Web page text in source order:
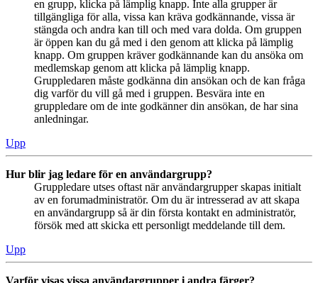
en grupp, klicka på lämplig knapp. Inte alla grupper är
tillgängliga för alla, vissa kan kräva godkännande, vissa är
stängda och andra kan till och med vara dolda. Om gruppen
är öppen kan du gå med i den genom att klicka på lämplig
knapp. Om gruppen kräver godkännande kan du ansöka om
medlemskap genom att klicka på lämplig knapp.
Gruppledaren måste godkänna din ansökan och de kan fråga
dig varför du vill gå med i gruppen. Besvära inte en
gruppledare om de inte godkänner din ansökan, de har sina
anledningar.
Upp
Hur blir jag ledare för en användargrupp?
Gruppledare utses oftast när användargrupper skapas initialt
av en forumadministratör. Om du är intresserad av att skapa
en användargrupp så är din första kontakt en administratör,
försök med att skicka ett personligt meddelande till dem.
Upp